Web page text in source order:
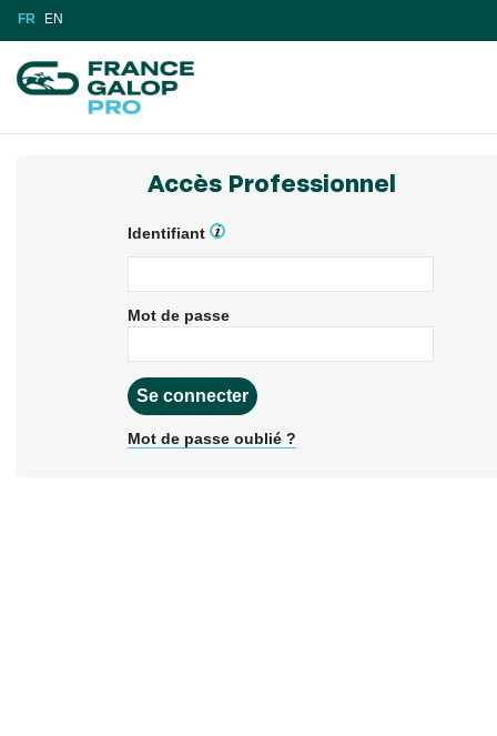
FR EN
Accès Professionnel
Identifiant
Mot de passe
Mot de passe oublié ?